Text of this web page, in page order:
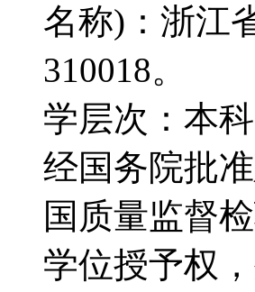
名称)：浙江
310018。
学层次：本
经国务院批
国质量监督
学位授予权